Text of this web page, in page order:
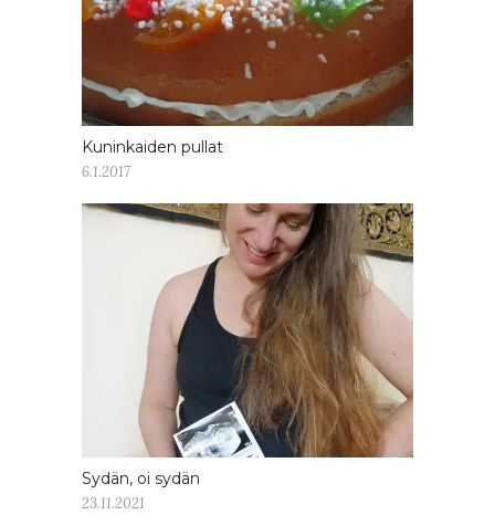
Kuninkaiden pullat
6.1.2017
Sydän, oi sydän
23.11.2021